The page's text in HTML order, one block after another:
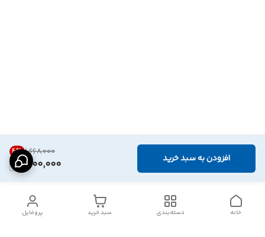
۱٬۶۶۸٬۰۰۰ 4%
1,600,000 افزودن به سبد خرید
پروفایل سبد خرید دسته‌بندی خانه